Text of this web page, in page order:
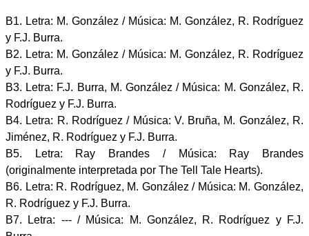
B1. Letra: M. González / Música: M. González, R. Rodríguez
y F.J. Burra.
B2. Letra: M. González / Música: M. González, R. Rodríguez
y F.J. Burra.
B3. Letra: F.J. Burra, M. González / Música: M. González, R.
Rodríguez y F.J. Burra.
B4. Letra: R. Rodríguez / Música: V. Bruña, M. González, R.
Jiménez, R. Rodríguez y F.J. Burra.
B5. Letra: Ray Brandes / Música: Ray Brandes
(originalmente interpretada por The Tell Tale Hearts).
B6. Letra: R. Rodríguez, M. González / Música: M. González,
R. Rodríguez y F.J. Burra.
B7. Letra: --- / Música: M. González, R. Rodríguez y F.J.